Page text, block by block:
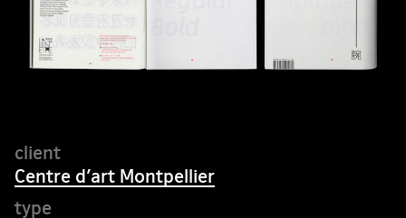
Centre d’art Montpellier